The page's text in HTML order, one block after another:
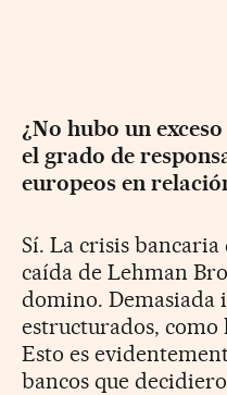
¿No hubo un
el grado de
europeos en
Sí. La crisis bancaria
caída de Lehman
domino. Demasiada
estructurados,
Esto es
bancos que